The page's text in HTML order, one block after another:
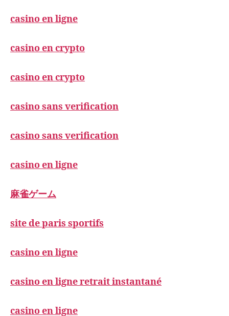
casino en ligne
casino en crypto
casino en crypto
casino sans verification
casino sans verification
casino en ligne
麻雀ゲーム
site de paris sportifs
casino en ligne
casino en ligne retrait instantané
casino en ligne